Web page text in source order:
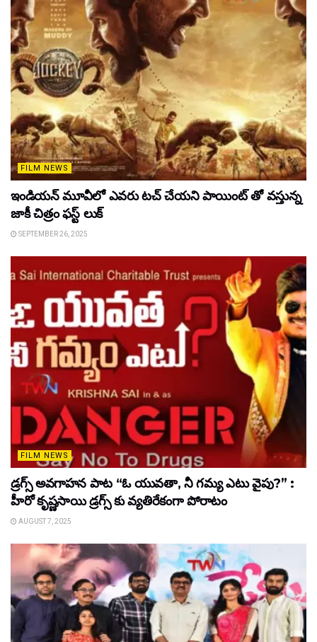
FILM NEWS
ఇండియన్ మూవీలో ఎవరు టచ్ చేయని పాయింట్ తో వస్తున్న
జాకీ చిత్రం ఫస్ట్ లుక్
SEPTEMBER 26, 2025
FILM NEWS
డ్రగ్స్ అవగాహన పాట “ఓ యువతా, నీ గమ్య ఎటు వైపు?” :
హీరో కృష్ణసాయి డ్రగ్స్ కు వ్యతిరేకంగా పోరాటం
AUGUST 7, 2025